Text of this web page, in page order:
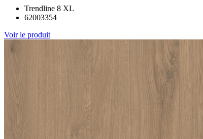
Trendline 8 XL
62003354
Voir le produit